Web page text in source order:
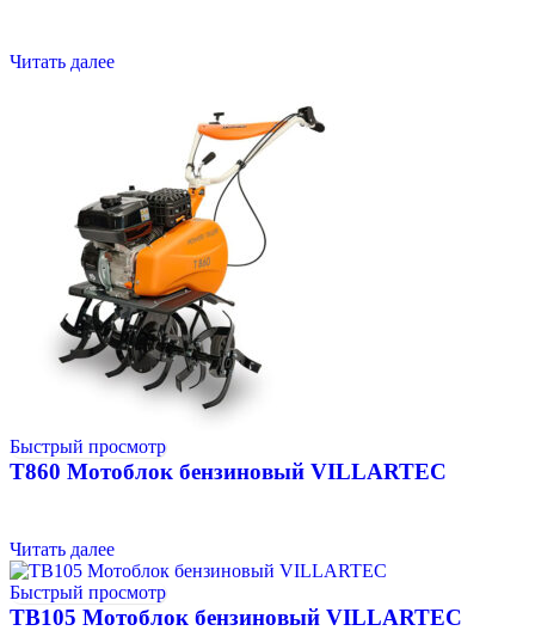
Читать далее
Быстрый просмотр
T860 Мотоблок бензиновый VILLARTEC
Читать далее
Быстрый просмотр
TB105 Мотоблок бензиновый VILLARTEC